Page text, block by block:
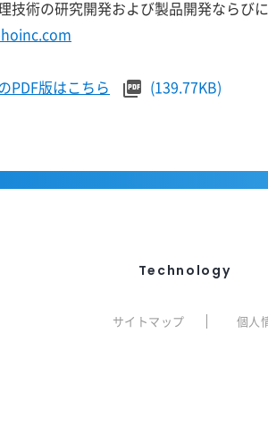
技術の研究開発および製品開発ならび
PDF版はこちら (139.77KB)
Technology
サイトマップ 個人